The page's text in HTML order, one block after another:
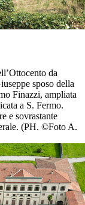
da
sposo della
Finazzi, ampliata
a S. Fermo.
e sovrastante
(PH. ©Foto A.